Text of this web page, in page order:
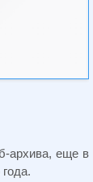
архива, еще в